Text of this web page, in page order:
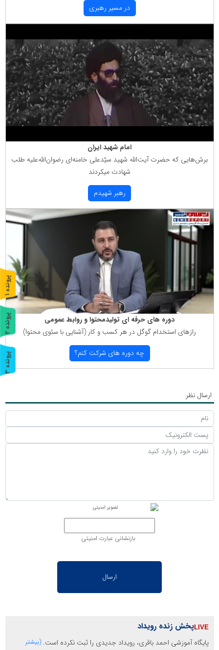
در مسیر رهبری
امام شهید ایران
برش‌هایی كه حضرت آیت‌الله شهید سیّدعلی خامنه‌ای رضوان‌الله‌علیه طلب
شهادت میكردند
رهبر شهیدم
دوره های حرفه ای تولیدمحتوا و روابط عمومی
رازهای استخدام گوگل در هر كسب و كار (آشنایی با سئوی محتوا)
چه دوره های شركت كنم؟
ارسال نظر
بازنشانی عبارت امنیتی
پخش زنده رویداد
پایگاه آموزشی احمد باقری، رویداد جدیدی را ثبت نکرده است. (بیشتر
پ
ر
و
ن
د
ه
1
پ
ر
و
ن
د
ه
2
پ
ر
و
ن
د
ه
3